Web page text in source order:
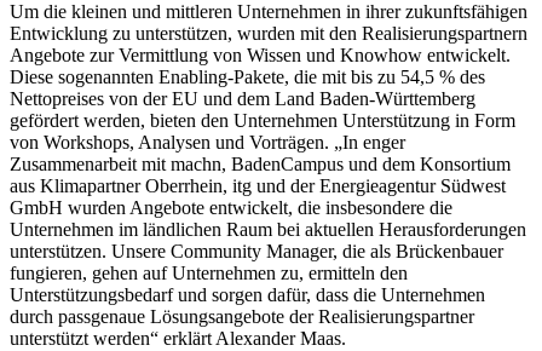
Um die kleinen und mittleren Unternehmen in ihrer zukunftsfähigen
Entwicklung zu unterstützen, wurden mit den Realisierungspartnern
Angebote zur Vermittlung von Wissen und Knowhow entwickelt.
Diese sogenannten Enabling-Pakete, die mit bis zu 54,5 % des
Nettopreises von der EU und dem Land Baden-Württemberg
gefördert werden, bieten den Unternehmen Unterstützung in Form
von Workshops, Analysen und Vorträgen. „In enger
Zusammenarbeit mit machn, BadenCampus und dem Konsortium
aus Klimapartner Oberrhein, itg und der Energieagentur Südwest
GmbH wurden Angebote entwickelt, die insbesondere die
Unternehmen im ländlichen Raum bei aktuellen Herausforderungen
unterstützen. Unsere Community Manager, die als Brückenbauer
fungieren, gehen auf Unternehmen zu, ermitteln den
Unterstützungsbedarf und sorgen dafür, dass die Unternehmen
durch passgenaue Lösungsangebote der Realisierungspartner
unterstützt werden“ erklärt Alexander Maas.